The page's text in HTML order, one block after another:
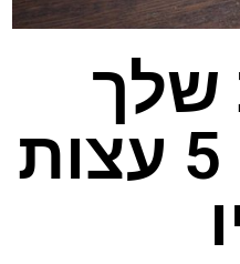
שלך
מאובק בצורה מפתיעה – 5 עצות